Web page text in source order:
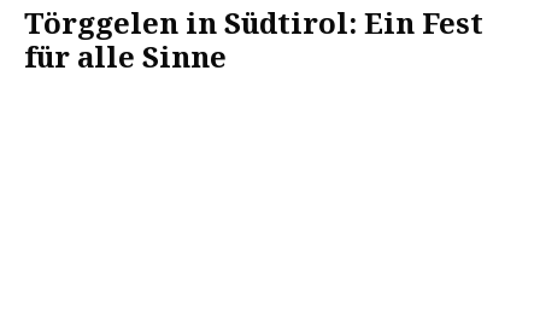
Törggelen in Südtirol: Ein Fest
für alle Sinne